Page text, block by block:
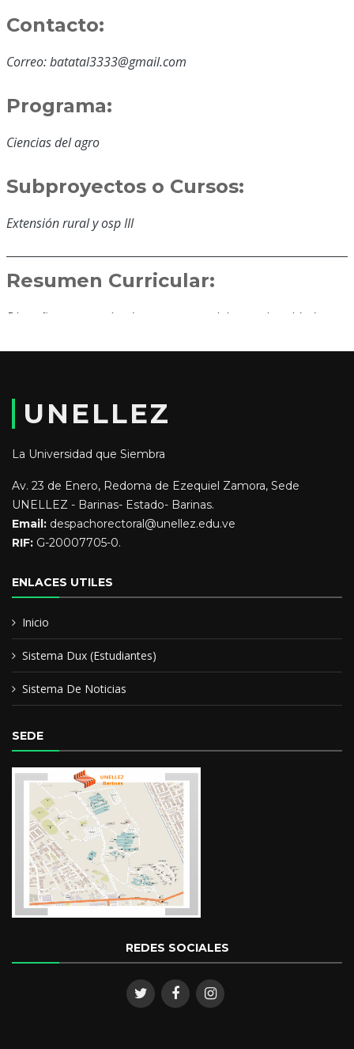
Contacto:
Correo: batatal3333@gmail.com
Programa:
Ciencias del agro
Subproyectos o Cursos:
Extensión rural y osp III
Resumen Curricular:
Diez años compartiendo con tan prestigiosa universidad en
administración pública empleado del ministerio de
Educación y Formación:
Lic en educación docencia agropecuaria
T.S.U EN PRIDUCCION VEGETAL
UNELLEZ
La Universidad que Siembra
Av. 23 de Enero, Redoma de Ezequiel Zamora, Sede
UNELLEZ - Barinas- Estado- Barinas.
Email: despachorectoral@unellez.edu.ve
RIF: G-20007705-0.
ENLACES UTILES
Inicio
Sistema Dux (Estudiantes)
Sistema De Noticias
SEDE
REDES SOCIALES